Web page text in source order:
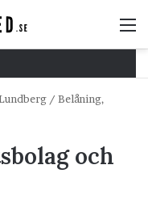
/ Belåning,
och